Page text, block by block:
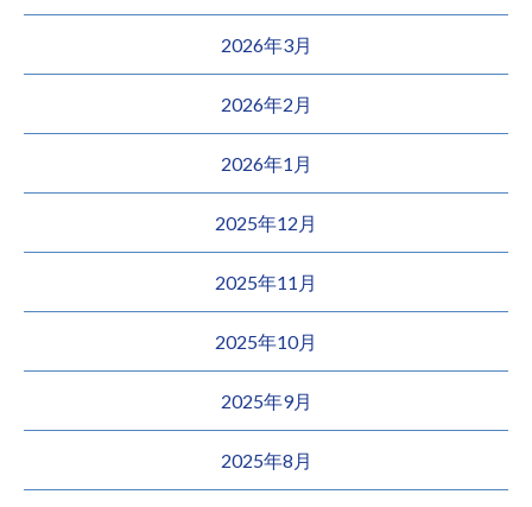
2026年3月
2026年2月
2026年1月
2025年12月
2025年11月
2025年10月
2025年9月
2025年8月